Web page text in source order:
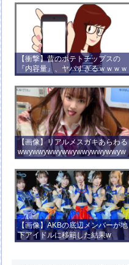
【衝撃】昔のポテトチップスの
『内容量』、ヤバすぎるｗｗｗｗ
ｗｗｗｗ
【画像】リアルメスガキあらわる
wwywwywwywwywwywwywwyw
wywwy
【画像】AKBの底辺メンバーが地
下アイドルに移籍した結果w